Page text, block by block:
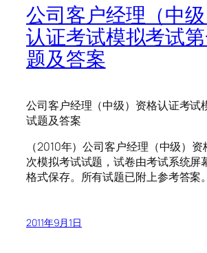
公司客户经理（中
认证考试模拟考试
题及答案
公司客户经理（中级）资格认证考试
试题及答案
（2010年）公司客户经理（中级）
次模拟考试试题，试卷由考试系统屏
格式保存。所有试题已附上参考答案。
2011年9月1日